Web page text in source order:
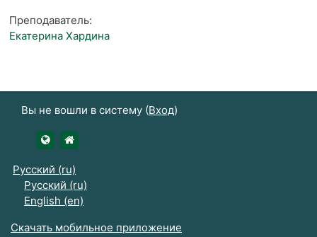
Преподаватель:
Екатерина Хардина
Вы не вошли в систему (Вход)
https://udsau.ru
Русский ‎(ru)‎
Русский ‎(ru)‎
English ‎(en)‎
Скачать мобильное приложение